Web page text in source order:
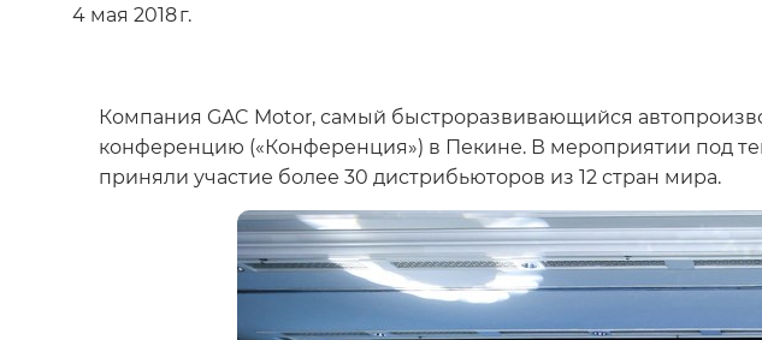
4 мая 2018 г.
Компания GAC Motor, самый быстроразвивающийся
конференцию («Конференция») в Пекине. В мероприятии под
приняли участие более 30 дистрибьюторов из 12 стран мира.